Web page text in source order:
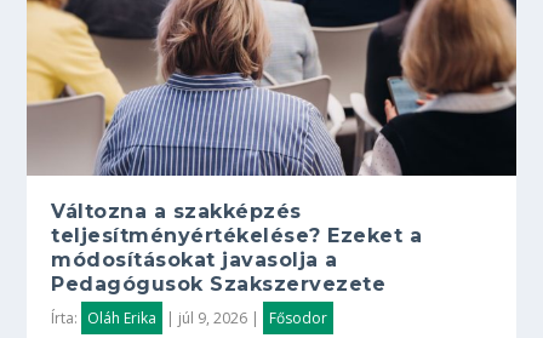
Változna a szakképzés
teljesítményértékelése? Ezeket a
módosításokat javasolja a
Pedagógusok Szakszervezete
Írta: Oláh Erika | júl 9, 2026 | Fősodor